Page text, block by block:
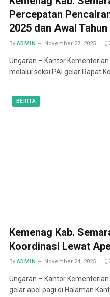
Percepatan
2025 dan Awal Tahun
By ADMIN November 27, 2025
Ungaran – Kantor
melalui seksi PAI gelar Rapat
BERITA
Kemenag Kab.
Koordinasi Lewat
By ADMIN November 24, 2025
Ungaran – Kantor
gelar apel pagi di Halaman